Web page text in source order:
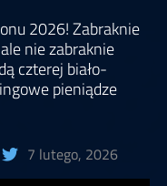
2026! Zabraknie
nie zabraknie
czterej biało-
pieniądze
7 lutego, 2026